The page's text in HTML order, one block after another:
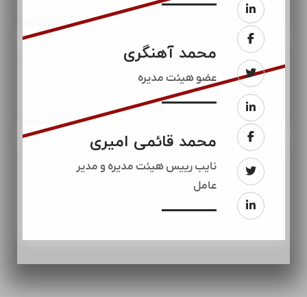
محمد آهنگری
عضو هیئت مدیره
محمد قائمی امیری
نایب رییس هیئت مدیره و مدیر
عامل